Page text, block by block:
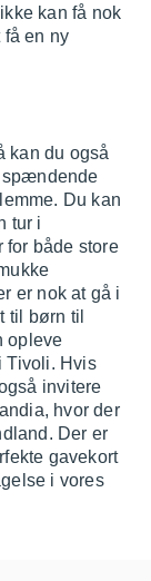
kan få nok
få en ny
kan du også
spændende
Du kan
tur i
for både store
er nok at gå i
til børn til
opleve
Tivoli. Hvis
invitere
, hvor der
Der er
gavekort
i vores